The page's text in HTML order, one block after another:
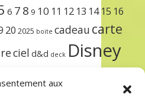
aux
6 7 8 9 10 11 12 13 14 15 16
20 2025 boite cadeau carte
ciel d&d deck Disney